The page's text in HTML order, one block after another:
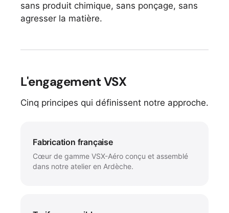
sans produit chimique, sans ponçage, sans
agresser la matière.
L'engagement VSX
Cinq principes qui définissent notre approche.
Fabrication française
Cœur de gamme VSX-Aéro conçu et assemblé
dans notre atelier en Ardèche.